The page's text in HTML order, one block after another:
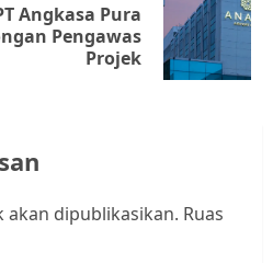
Angkasa Pura
Pengawas
Projek
akan dipublikasikan. Ruas